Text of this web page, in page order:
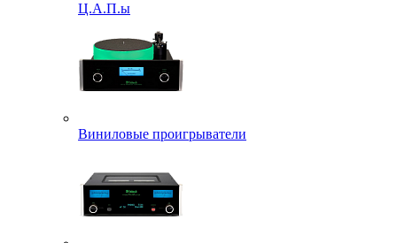
Ц.А.П.ы
Виниловые проигрыватели